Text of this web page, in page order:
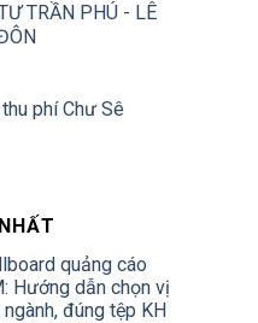
TRẦN PHÚ - LÊ
phí Chư Sê
quảng cáo
Hướng dẫn chọn vị
đúng tệp KH